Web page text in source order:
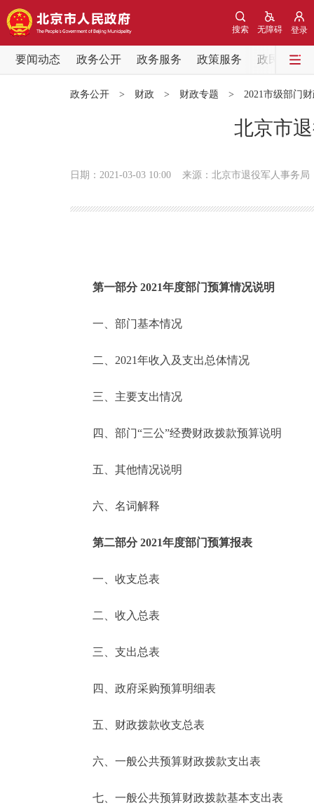
登录
无障碍
搜索
要闻动态 政务公开 政务服务 政策服务
政民互动
便民服务
中介服务
政民互动
12345网上接诉即办
参与调查
走进北京
北京概况
绿色北京
ENGLISH
政务公开 > 财政 > 财政专题 > 2021市级部门
北京市
日期：2021-03-03 10:00 来源：北京市退役军人事务局
第一部分 2021年度部门预算情况说明
一、部门基本情况
二、2021年收入及支出总体情况
三、主要支出情况
四、部门“三公”经费财政拨款预算说明
五、其他情况说明
六、名词解释
第二部分 2021年度部门预算报表
一、收支总表
二、收入总表
三、支出总表
四、政府采购预算明细表
五、财政拨款收支总表
六、一般公共预算财政拨款支出表
七、一般公共预算财政拨款基本支出表